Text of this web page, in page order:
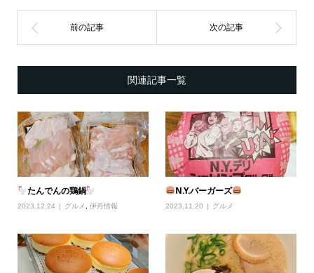
関連記事一覧
たんでんの鶏鍋
2023.12.24 グルメ , 伊丹情報
N.Y.バーガーズ
2023.11.20 グルメ